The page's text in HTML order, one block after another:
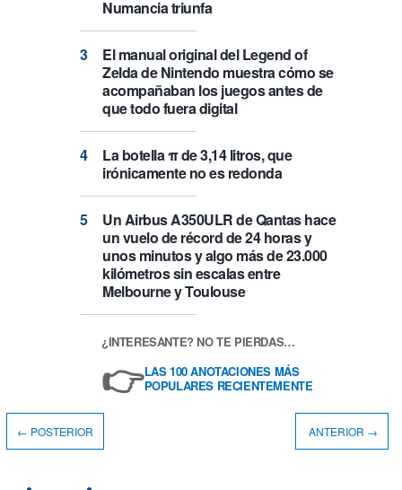
Numancia triunfa
El manual original del Legend of
Zelda de Nintendo muestra cómo se
acompañaban los juegos antes de
que todo fuera digital
La botella π de 3,14 litros, que
irónicamente no es redonda
Un Airbus A350ULR de Qantas hace
un vuelo de récord de 24 horas y
unos minutos y algo más de 23.000
kilómetros sin escalas entre
Melbourne y Toulouse
¿INTERESANTE? NO TE PIERDAS…
👉LAS 100 ANOTACIONES MÁS
POPULARES RECIENTEMENTE
← POSTERIOR ANTERIOR →